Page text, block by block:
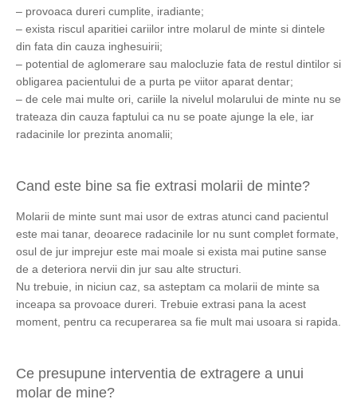
– provoaca dureri cumplite, iradiante;
– exista riscul aparitiei cariilor intre molarul de minte si dintele
din fata din cauza inghesuirii;
– potential de aglomerare sau malocluzie fata de restul dintilor si
obligarea pacientului de a purta pe viitor aparat dentar;
– de cele mai multe ori, cariile la nivelul molarului de minte nu se
trateaza din cauza faptului ca nu se poate ajunge la ele, iar
radacinile lor prezinta anomalii;
Cand este bine sa fie extrasi molarii de minte?
Molarii de minte sunt mai usor de extras atunci cand pacientul
este mai tanar, deoarece radacinile lor nu sunt complet formate,
osul de jur imprejur este mai moale si exista mai putine sanse
de a deteriora nervii din jur sau alte structuri.
Nu trebuie, in niciun caz, sa asteptam ca molarii de minte sa
inceapa sa provoace dureri. Trebuie extrasi pana la acest
moment, pentru ca recuperarea sa fie mult mai usoara si rapida.
Ce presupune interventia de extragere a unui
molar de mine?